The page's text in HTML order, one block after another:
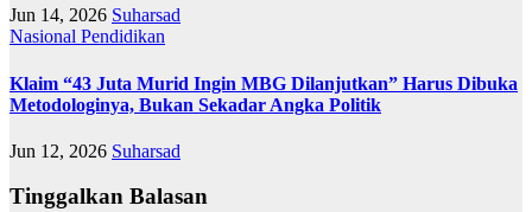
Jun 14, 2026 Suharsad
Nasional Pendidikan
Klaim “43 Juta Murid Ingin MBG Dilanjutkan” Harus Dibuka
Metodologinya, Bukan Sekadar Angka Politik
Jun 12, 2026 Suharsad
Tinggalkan Balasan